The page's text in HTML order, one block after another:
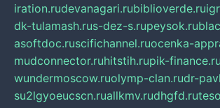
iration.rudevanagari.rubiblioverde.ru
dk-tulamash.rus-dez-s.rupeysok.ru
asoftdoc.ruscifichannel.ruocenka-
mudconnector.ruhitstih.rupik-finance.ru
wundermoscow.ruolymp-clan.rudr-
su2lgyoeucscn.ruallkmv.rudhgfd.ru